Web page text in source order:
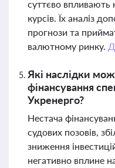
суттєво
курсів. Їх аналіз
прогнози та
валютному ринку.
Які наслідки
фінансування
Укренерго?
Нестача
судових позовів,
зниження
негативно вплине